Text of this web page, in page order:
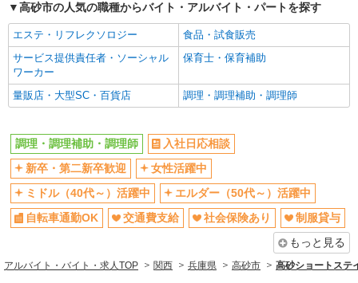
家賃補助・住宅手当有
退職金・財形貯蓄制度あり
各種手当（家族・役職・インセン
ティブなど）あり
資格取得支援制度あり
朝
夕方
髪型・髪色自由
産休・育休取得実績あり
同じ職種から求人を探す
飲食・フード
調理・調理補助・調理師
高砂市の人気の職種からバイト・アルバイト・パートを探す
エステ・リフレクソロジー
食品・試食販売
サービス提供責任者・ソーシャル
ワーカー
保育士・保育補助
量販店・大型SC・百貨店 調理・調理補助・調理師
調理・調理補助・調理師
入社日応相談
新卒・第二新卒歓迎
女性活躍中
ミドル（40代～）活躍中
エルダー（50代～）活躍中
自転車通勤OK
交通費支給 社会保険あり
制服貸与
もっと見る
アルバイト・バイト・求人TOP 関西 兵庫県 高砂市 高砂ショートステ